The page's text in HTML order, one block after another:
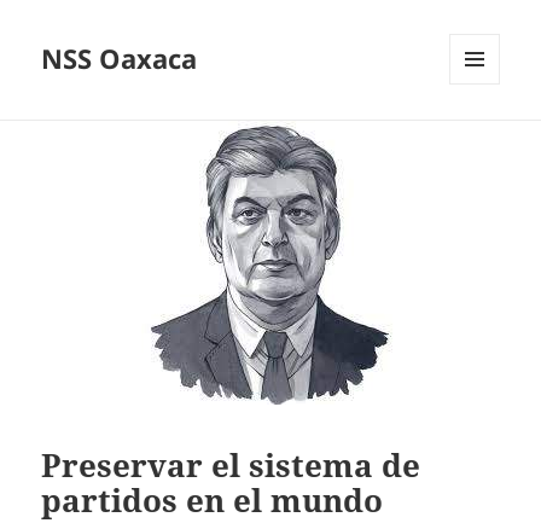
NSS Oaxaca
Preservar el sistema de
partidos en el mundo